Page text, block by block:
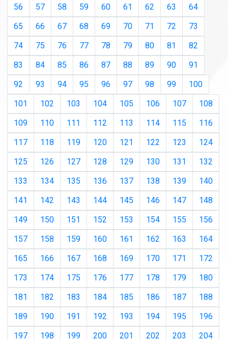
56
57 58 59 60 61 62 63
64
65
66 67 68 69 70 71 72
73
74
75 76 77 78 79 80 81
82
83
84 85 86 87 88 89 90
91
92
93 94 95 96 97 98 99
100
101
102 103 104 105 106 107
108
109
110 111 112 113 114 115
116
117
118 119 120 121 122 123
124
125
126 127 128 129 130 131
132
133
134 135 136 137 138 139
140
141
142 143 144 145 146 147
148
149
150 151 152 153 154 155
156
157
158 159 160 161 162 163
164
165
166 167 168 169 170 171
172
173
174 175 176 177 178 179
180
181
182 183 184 185 186 187
188
189
190 191 192 193 194 195
196
197
198 199 200 201 202 203
204